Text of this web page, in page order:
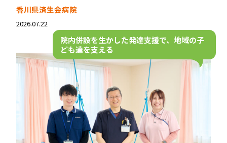
香川県済生会病院
2026.07.22
院内併設を生かした発達支援で、 地域の子
ども達を支える